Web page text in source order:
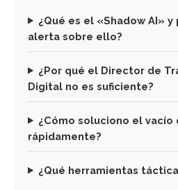
¿Qué es el «Shadow AI»
alerta sobre ello?
¿Por qué el Director de
Digital no es suficiente?
¿Cómo soluciono el vacío
rápidamente?
¿Qué herramientas